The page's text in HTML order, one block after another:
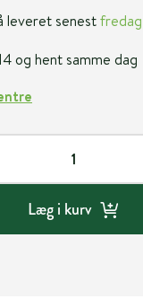
leveret senest
og hent samme dag
Læg i kurv